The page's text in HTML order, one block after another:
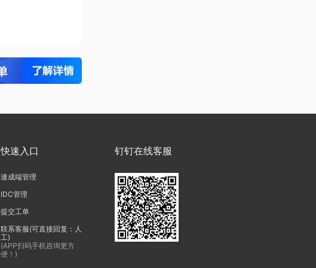
快速入口
速成端管理
IDC管理
提交工单
联系客服(可直接回复：人
工)
(APP扫码手机咨询更方
便！)
钉钉在线客服